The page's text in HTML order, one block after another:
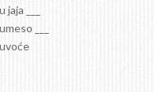
___
___